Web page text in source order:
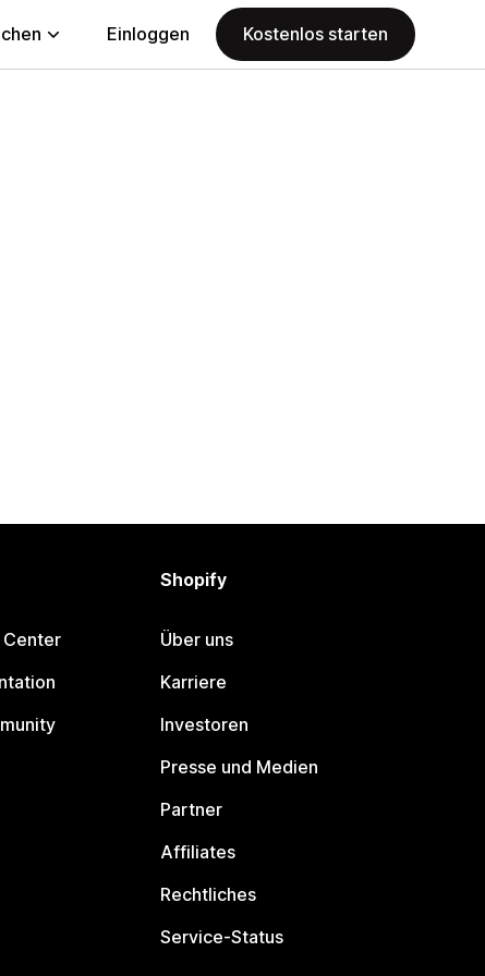
Einloggen Kostenlos starten
Shopify
Über uns
Karriere
Investoren
Presse und Medien
Partner
Affiliates
Rechtliches
Service-Status